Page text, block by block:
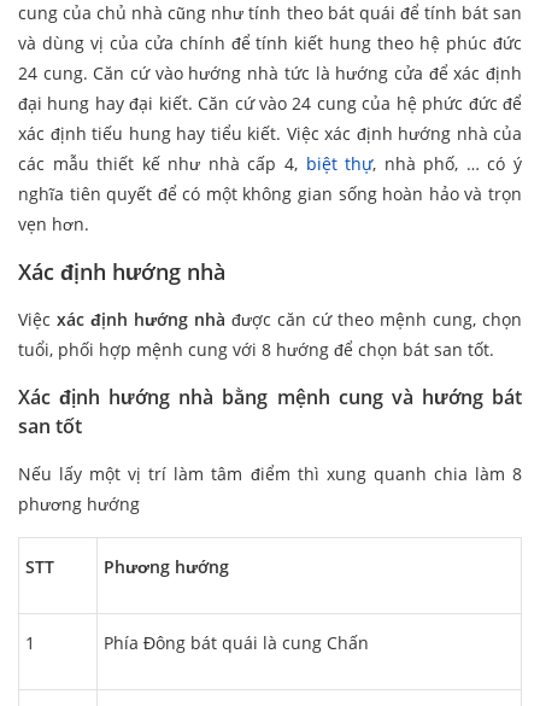
cung của chủ nhà cũng như tính theo bát quái để tính bát san
và dùng vị của cửa chính để tính kiết hung theo hệ phúc đức
24 cung. Căn cứ vào hướng nhà tức là hướng cửa để xác định
đại hung hay đại kiết. Căn cứ vào 24 cung của hệ phức đức để
xác định tiếu hung hay tiểu kiết. Việc xác định hướng nhà của
các mẫu thiết kế như nhà cấp 4, biệt thự, nhà phố, … có ý
nghĩa tiên quyết để có một không gian sống hoàn hảo và trọn
vẹn hơn.
Xác định hướng nhà
Việc xác định hướng nhà được căn cứ theo mệnh cung, chọn
tuổi, phối hợp mệnh cung với 8 hướng để chọn bát san tốt.
Xác định hướng nhà bằng mệnh cung và hướng bát
san tốt
Nếu lấy một vị trí làm tâm điểm thì xung quanh chia làm 8
phương hướng
STT Phương hướng
1 Phía Đông bát quái là cung Chấn